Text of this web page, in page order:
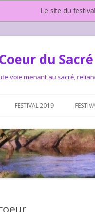
Le site du
du Sacré
voie menant au sacré,
LE FESTIVAL DEPUIS 2015…OU
ALLONS-NOUS ?
COMMENT FONCTIONNONS
FESTIVAL 2019